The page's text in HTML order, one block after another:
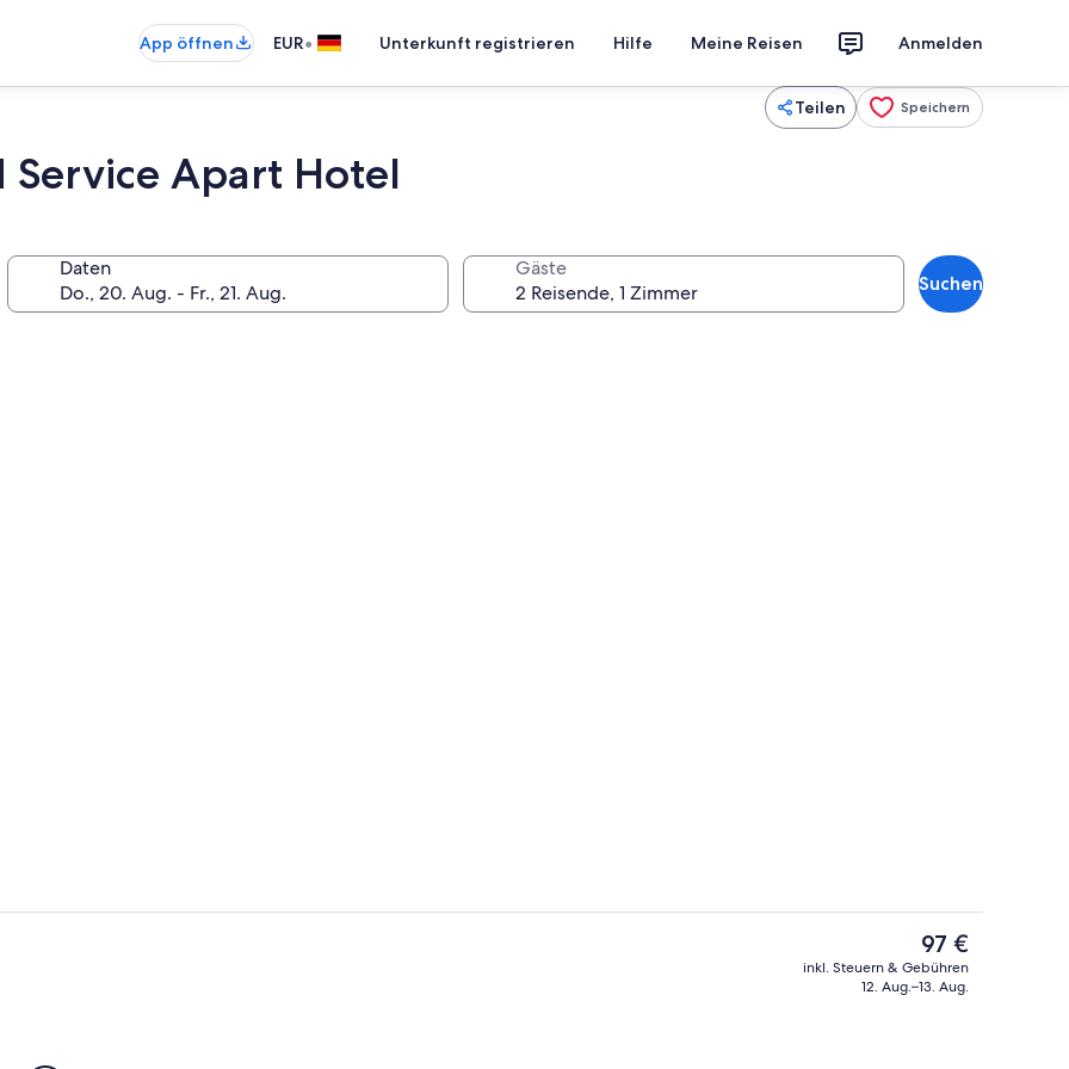
App öffnen EUR• Unterkunft registrieren Hilfe Meine Reisen Anmelden
Teilen Speichern
Apart Hotel
Daten Gäste
Suchen
Der
aktuelle
Preis
97 €
inkl. Steuern & Gebühren
12. Aug.–13. Aug.